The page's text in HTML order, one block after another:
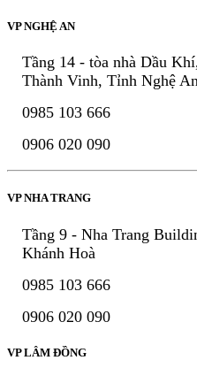
VP NGHỆ AN
Tầng 14 - tòa nhà Dầu
Thành Vinh, Tỉnh Nghệ
0985 103 666
0906 020 090
VP NHA TRANG
Tầng 9 - Nha Trang
Khánh Hoà
0985 103 666
0906 020 090
VP LÂM ĐỒNG